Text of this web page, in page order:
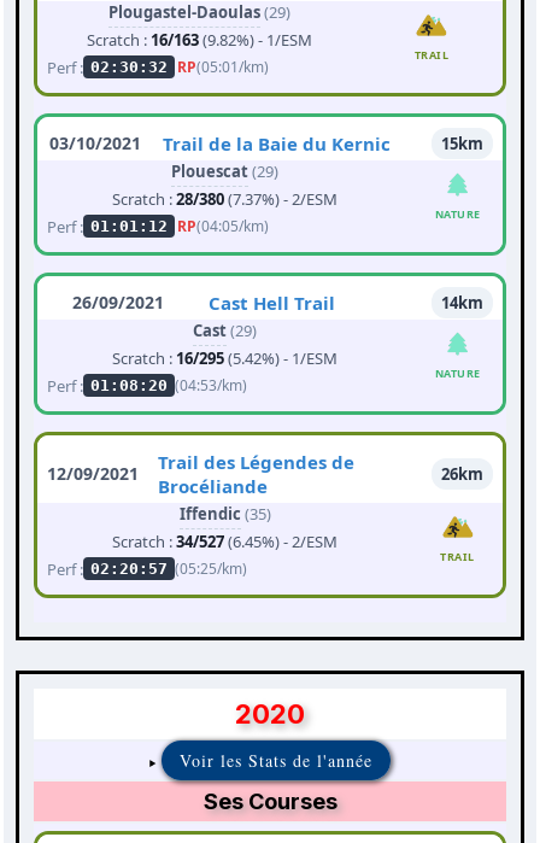
Plougastel-Daoulas(29)
Scratch : 16/163(9.82%) - 1/ESM
Perf : 02:30:32 RP(05:01/km)
TRAIL
03/10/2021 Trail de la Baie du Kernic
15km
Plouescat(29)
Scratch :28/380(7.37%) - 2/ESM
Perf : 01:01:12 RP(04:05/km)
NATURE
26/09/2021 Cast Hell Trail
14km
Cast(29)
Scratch : 16/295(5.42%) - 1/ESM
Perf : 01:08:20 (04:53/km)
NATURE
12/09/2021
Trail des Légendes de
Brocéliande
26km
Iffendic (35)
Scratch :34/527(6.45%) - 2/ESM
Perf : 02:20:57 (05:25/km)
TRAIL
2020
Voir les Stats de l'année
Ses Courses